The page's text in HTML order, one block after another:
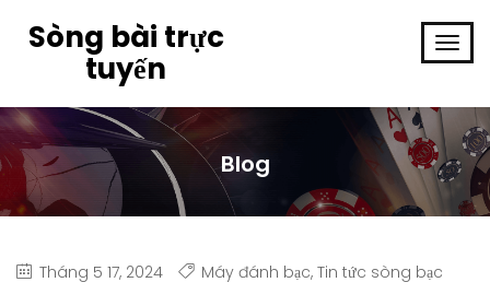
Sòng bài trực
tuyến
Blog
Tháng 5 17, 2024 Máy đánh bạc, Tin tức sòng bạc